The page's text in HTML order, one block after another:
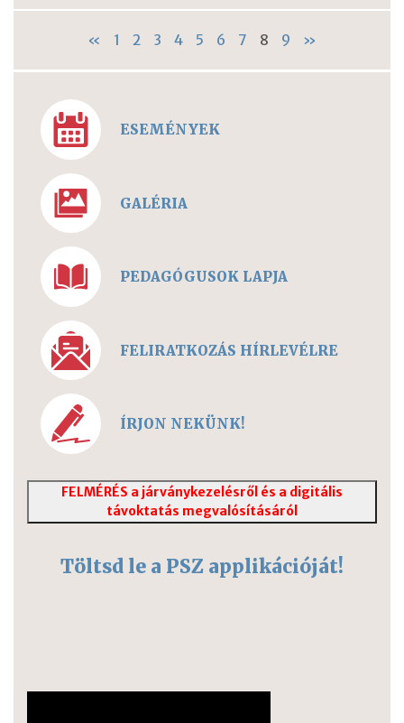
« 1 2 3 4 5 6 7 8 9 »
ESEMÉNYEK
GALÉRIA
PEDAGÓGUSOK LAPJA
FELIRATKOZÁS HÍRLEVÉLRE
ÍRJON NEKÜNK!
FELMÉRÉS a járványkezelésről és a digitális
távoktatás megvalósításáról
Töltsd le a PSZ applikációját!